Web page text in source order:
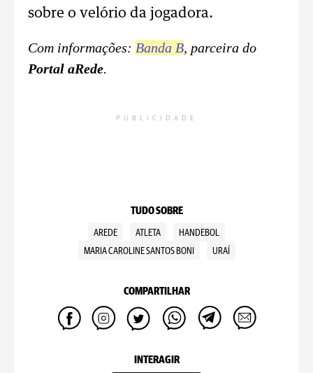
sobre o velório da jogadora.
Com informações: Banda B, parceira do
Portal aRede.
PUBLICIDADE
TUDO SOBRE
AREDE ATLETA
HANDEBOL
MARIA CAROLINE SANTOS BONI
URAÍ
COMPARTILHAR
INTERAGIR